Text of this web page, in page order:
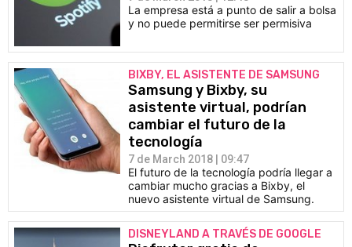
La empresa está a punto de salir a bolsa
y no puede permitirse ser permisiva
BIXBY, EL ASISTENTE DE SAMSUNG
Samsung y Bixby, su
asistente virtual, podrían
cambiar el futuro de la
tecnología
7 de March 2018 | 09:47
El futuro de la tecnología podría llegar a
cambiar mucho gracias a Bixby, el
nuevo asistente virtual de Samsung.
DISNEYLAND A TRAVÉS DE GOOGLE